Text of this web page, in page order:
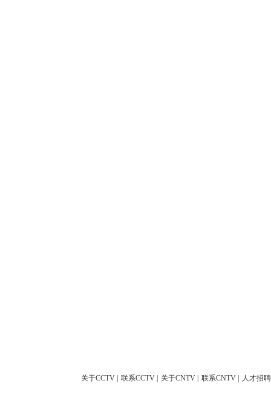
关于CCTV 联系CCTV 关于CNTV 联系CNTV 人才招聘